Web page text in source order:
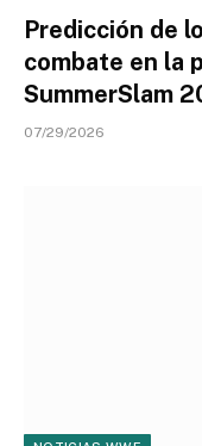
Predicción de
combate en la
SummerSlam
07/29/2026